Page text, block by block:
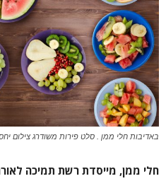
באדיבות חלי ממן . סלט פירות משודרג צילום
חלי ממן, מייסדת רשת תמיכה